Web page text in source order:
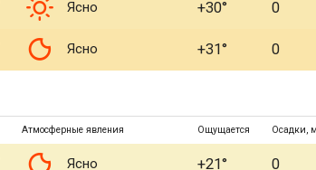
Ясно +30° 0
Ясно +31° 0
Атмосферные явления Ощущается Осадки,
Ясно +21° 0